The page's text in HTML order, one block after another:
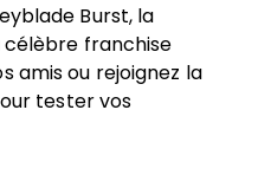
Burst, la
franchise
amis ou rejoignez la
tester vos